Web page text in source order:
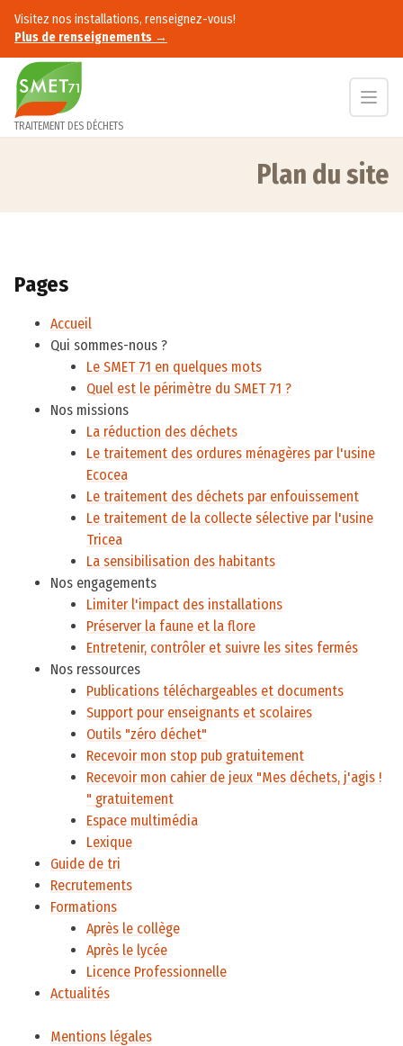
Accès au contenu
Visitez nos installations, renseignez-vous!
Plus de renseignements →
TRAITEMENT DES DÉCHETS
Plan du site
Pages
Accueil
Qui sommes-nous ?
Le SMET 71 en quelques mots
Quel est le périmètre du SMET 71 ?
Nos missions
La réduction des déchets
Le traitement des ordures ménagères par l'usine
Ecocea
Le traitement des déchets par enfouissement
Le traitement de la collecte sélective par l'usine
Tricea
La sensibilisation des habitants
Nos engagements
Limiter l'impact des installations
Préserver la faune et la flore
Entretenir, contrôler et suivre les sites fermés
Nos ressources
Publications téléchargeables et documents
Support pour enseignants et scolaires
Outils "zéro déchet"
Recevoir mon stop pub gratuitement
Recevoir mon cahier de jeux "Mes déchets, j'agis !
" gratuitement
Espace multimédia
Lexique
Guide de tri
Recrutements
Formations
Après le collège
Après le lycée
Licence Professionnelle
Actualités
Mentions légales